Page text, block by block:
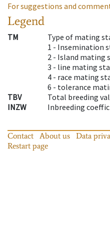
For suggestions and
Legend
TM
Type of mating
1 - Insemination
2 - Island mating
3 - line mating
4 - race mating
6 - tolerance
TBV
Total breeding
INZW
Inbreeding
Contact About us Data
Restart page